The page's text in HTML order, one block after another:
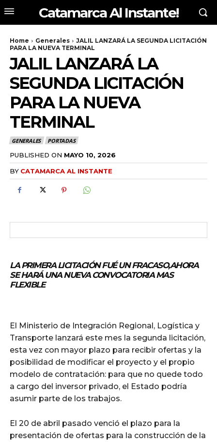
Catamarca Al Instante!
Home Generales
JALIL LANZARÁ LA SEGUNDA LICITACIÓN
PARA LA NUEVA TERMINAL
JALIL LANZARÁ LA
SEGUNDA LICITACIÓN
PARA LA NUEVA
TERMINAL
GENERALES PORTADAS
PUBLISHED ON MAYO 10, 2026
BY CATAMARCA AL INSTANTE
LA PRIMERA LICITACIÓN FUÉ UN FRACASO,AHORA
SE HARÁ UNA NUEVA CONVOCATORIA MAS
FLEXIBLE
El Ministerio de Integración Regional, Logística y
Transporte lanzará este mes la segunda licitación,
esta vez con mayor plazo para recibir ofertas y la
posibilidad de modificar el proyecto y el propio
modelo de contratación: para que no quede todo
a cargo del inversor privado, el Estado podría
asumir parte de los trabajos.
El 20 de abril pasado venció el plazo para la
presentación de ofertas para la construcción de la